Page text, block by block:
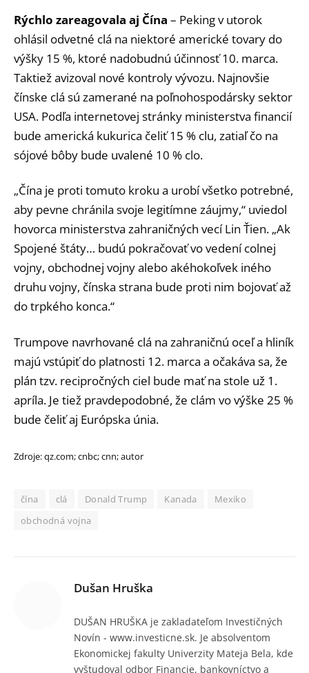
Rýchlo zareagovala aj Čína – Peking v utorok
ohlásil odvetné clá na niektoré americké tovary do
výšky 15 %, ktoré nadobudnú účinnosť 10. marca.
Taktiež avizoval nové kontroly vývozu. Najnovšie
čínske clá sú zamerané na poľnohospodársky sektor
USA. Podľa internetovej stránky ministerstva financií
bude americká kukurica čeliť 15 % clu, zatiaľ čo na
sójové bôby bude uvalené 10 % clo.
„Čína je proti tomuto kroku a urobí všetko potrebné,
aby pevne chránila svoje legitímne záujmy,“ uviedol
hovorca ministerstva zahraničných vecí Lin Ťien. „Ak
Spojené štáty… budú pokračovať vo vedení colnej
vojny, obchodnej vojny alebo akéhokoľvek iného
druhu vojny, čínska strana bude proti nim bojovať až
do trpkého konca.“
Trumpove navrhované clá na zahraničnú oceľ a hliník
majú vstúpiť do platnosti 12. marca a očakáva sa, že
plán tzv. recipročných ciel bude mať na stole už 1.
apríla. Je tiež pravdepodobné, že clám vo výške 25 %
bude čeliť aj Európska únia.
Zdroje: qz.com; cnbc; cnn; autor
čína clá Donald Trump Kanada
Mexiko
obchodná vojna
Dušan Hruška
DUŠAN HRUŠKA je zakladateľom Investičných
Novín - www.investicne.sk. Je absolventom
Ekonomickej fakulty Univerzity Mateja Bela, kde
vyštudoval odbor Financie, bankovníctvo a